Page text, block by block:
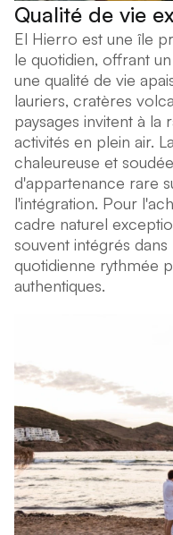
Qualité de vie
El Hierro est une île
le quotidien, offrant
une qualité de vie
lauriers, cratères
paysages invitent à la
activités en plein air.
chaleureuse et
d'appartenance rare
l'intégration. Pour
cadre naturel
souvent intégrés
quotidienne rythmée
authentiques.